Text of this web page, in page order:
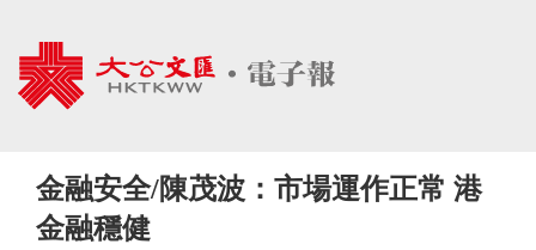
金融安全/陳茂波：市場運作正常 港
金融穩健